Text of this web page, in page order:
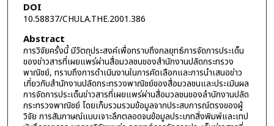
DOI
10.58837/CHULA.THE.2001.386
Abstract
การวิจัยครั้งนี้ มีวัตถุประสงค์เพื่อทราบถึงกลยุทธ์การจัดการประเด็น
ของข่าวสารที่เผยแพร่ผ่านสื่อมวลชนของสำนักงานปลัดกระทรวง
พาณิชย์, ทราบถึงการดำเนินงานในการคัดเลือกและการนำเสนอข่าว
เกี่ยวกับสำนักงานปลัดกระทรวงพาณิชย์ของสื่อมวลชนและประเมินผล
การจัดการประเด็นข่าวสารที่เผยแพร่ผ่านสื่อมวลชนของลำนักงานปลัด
กระทรวงพาณิชย์ โดยเก็บรวมรวมข้อมูลจากประสบการณ์ตรงของผู้
วิจัย การสัมภาษณ์แบบเจาะลึกตลอดจนข้อมูลประเภทสิ่งพิมพ์และเทป